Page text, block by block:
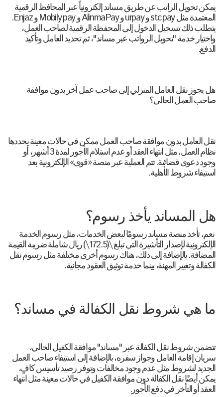
يمكن تحويل الراتب عن طريق مساند إلكترونياً عبر المحافظ الرقمية
المعتمدة مثل stc pay و urpay و AlinmaPay و Mobily pay و Enjaz.
يتطلب ذلك تسجيل الدخول إلى المحفظة الرقمية لصاحب العمل،
واختيار خدمة "تحويل الرواتب عبر مساند"، ثم تحديد العامل وتأكيد
الدفع.
هل يجوز نقل العامل المنزلي إلى صاحب عمل آخر بدون موافقة
صاحب العمل الحالي؟
نقل العامل بدون موافقة صاحب العمل ممكن في حالات معينة يحددها
نظام العمل، مثل انتهاء العقد أو عدم استلام الأجور لمدة 3 أشهر، أو
وجود دعوى قضائية. تتم العملية عبر منصة «قوى» الإلكترونية بعد
استيفاء شروط الأهلية.
هل المساند يأخذ رسوم؟
نعم، تأخذ منصة مساند رسومًا لبعض الخدمات، مثل رسوم الخدمة
الإلكترونية لإصدار التأشيرة التي تبلغ \(172.5\) ريال شاملة ضريبة القيمة
المضافة. بالإضافة إلى ذلك، هناك رسوم أخرى مختلفة مثل رسوم نقل
الكفالة وتغيير المهنة، بينما خدمة توثيق العقود مجانية.
ما هي شروط نقل الكفالة في مساند؟
تتضمن شروط نقل الكفالة عبر "مساند" موافقة الكفيل الحالي،
سريان إقامة العامل وجواز سفره، بالإضافة إلى استيفاء صاحب العمل
الجديد لشروط مثل عدم وجود مخالفات وتوفر رصيد تأسيس كافٍ.
يمكن أيضًا نقل الكفالة دون موافقة الكفيل في حالات معينة مثل انتهاء
العقد أو التأخر في دفع الأجور.